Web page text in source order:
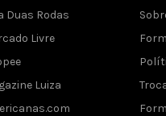
Duas Rodas
Livre
Luiza